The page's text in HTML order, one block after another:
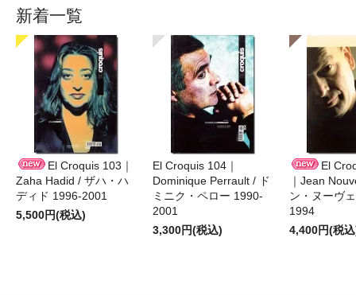
新着一覧
El Croquis 103｜
Zaha Hadid / ザハ・ハ
ディド 1996-2001
5,500円(税込)
El Croquis 104｜
Dominique Perrault / ド
ミニク・ペロー 1990-
2001
3,300円(税込)
El
｜Jean
ン・ヌーヴ
1994
4,400円(税